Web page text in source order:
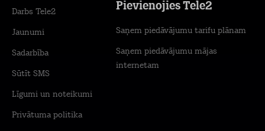
Darbs Tele2
Jaunumi
Sadarbība
Sūtīt SMS
Līgumi un noteikumi
Privātuma politika
Pievienojies Tele2
Saņem piedāvājumu tarifu plānam
Saņem piedāvājumu mājas
internetam